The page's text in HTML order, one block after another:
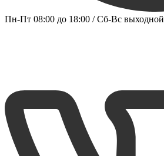
Пн-Пт 08:00 до 18:00 / Сб-Вс выходной